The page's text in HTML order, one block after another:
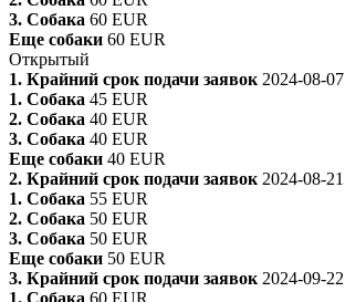
3. Собака 60 EUR
Еще собаки 60 EUR
Открытый
1. Крайний срок подачи заявок 2024-08-07
1. Собака 45 EUR
2. Собака 40 EUR
3. Собака 40 EUR
Еще собаки 40 EUR
2. Крайний срок подачи заявок 2024-08-21
1. Собака 55 EUR
2. Собака 50 EUR
3. Собака 50 EUR
Еще собаки 50 EUR
3. Крайний срок подачи заявок 2024-09-22
1. Собака 60 EUR